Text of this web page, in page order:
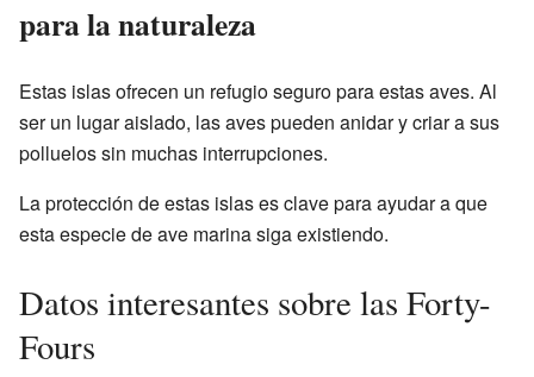
para la naturaleza
Estas islas ofrecen un refugio seguro para estas aves. Al
ser un lugar aislado, las aves pueden anidar y criar a sus
polluelos sin muchas interrupciones.
La protección de estas islas es clave para ayudar a que
esta especie de ave marina siga existiendo.
Datos interesantes sobre las Forty-
Fours